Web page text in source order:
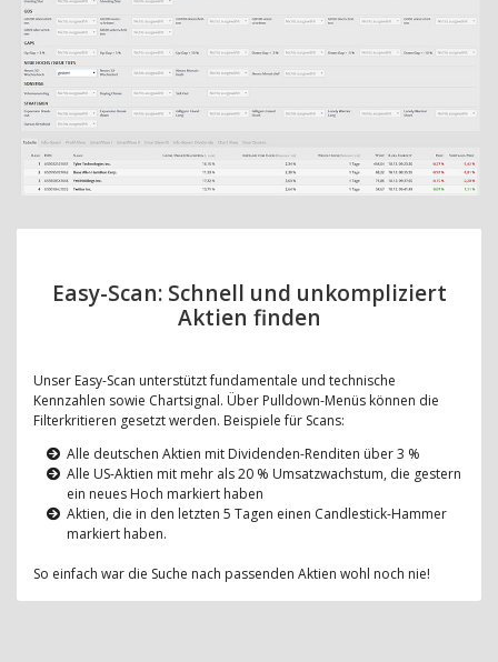
Easy-Scan: Schnell und unkompliziert
Aktien finden
Unser Easy-Scan unterstützt fundamentale und technische
Kennzahlen sowie Chartsignal. Über Pulldown-Menüs können die
Filterkritieren gesetzt werden. Beispiele für Scans:
Alle deutschen Aktien mit Dividenden-Renditen über 3 %
Alle US-Aktien mit mehr als 20 % Umsatzwachstum, die gestern
ein neues Hoch markiert haben
Aktien, die in den letzten 5 Tagen einen Candlestick-Hammer
markiert haben.
So einfach war die Suche nach passenden Aktien wohl noch nie!